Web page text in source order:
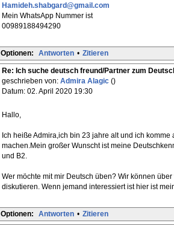
Hamideh.shabgard@gmail.com
Mein WhatsApp Nummer ist
00989188494290
Optionen: Antworten • Zitieren
Re: Ich suche deutsch freund/Partner zum
geschrieben von: Admira Alagic ()
Datum: 02. April 2020 19:30
Hallo,
Ich heiße Admira,ich bin 23 jahre alt und ich
machen.Mein großer Wunscht ist meine
und B2.
Wer möchte mit mir Deutsch üben? Wir können
diskutieren. Wenn jemand interessiert ist hier ist
Optionen: Antworten • Zitieren